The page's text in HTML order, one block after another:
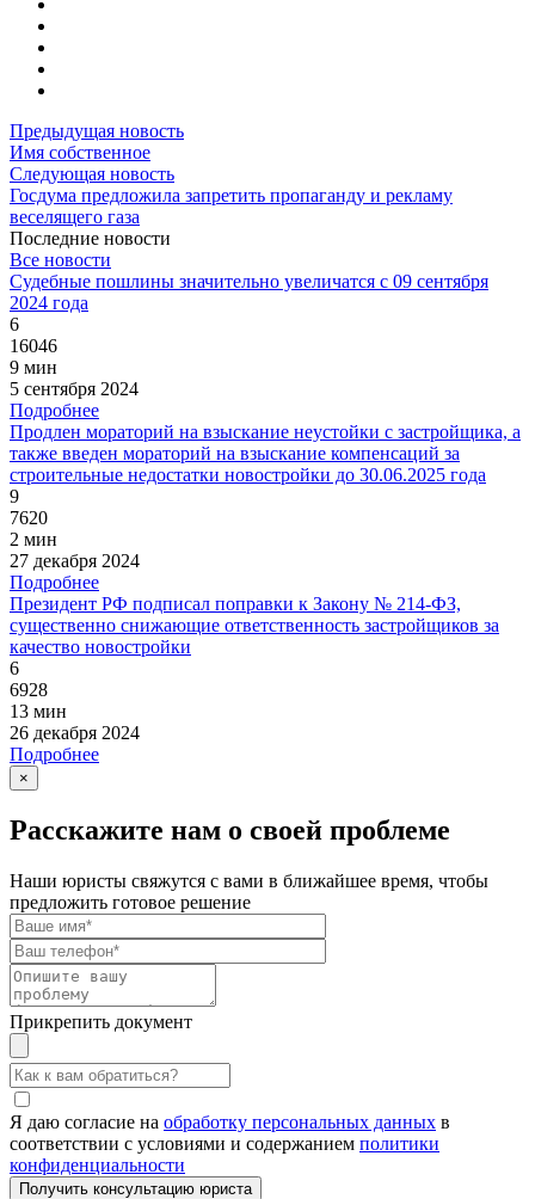
Предыдущая новость
Имя собственное
Следующая новость
Госдума предложила запретить пропаганду и рекламу
веселящего газа
Последние новости
Все новости
Судебные пошлины значительно увеличатся с 09 сентября
2024 года
6
16046
9 мин
5 сентября 2024
Подробнее
Продлен мораторий на взыскание неустойки с застройщика, а
также введен мораторий на взыскание компенсаций за
строительные недостатки новостройки до 30.06.2025 года
9
7620
2 мин
27 декабря 2024
Подробнее
Президент РФ подписал поправки к Закону № 214-ФЗ,
существенно снижающие ответственность застройщиков за
качество новостройки
6
6928
13 мин
26 декабря 2024
Подробнее
×
Расскажите нам о своей проблеме
Наши юристы свяжутся с вами в ближайшее время, чтобы
предложить готовое решение
Прикрепить документ
Я даю согласие на обработку персональных данных в
соответствии с условиями и содержанием политики
конфиденциальности